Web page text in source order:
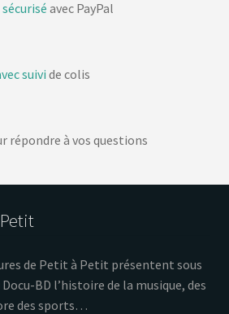
avec PayPal
suivi de colis
répondre à vos questions
de Petit à Petit présentent sous
BD l’histoire de la musique, des
des sports…